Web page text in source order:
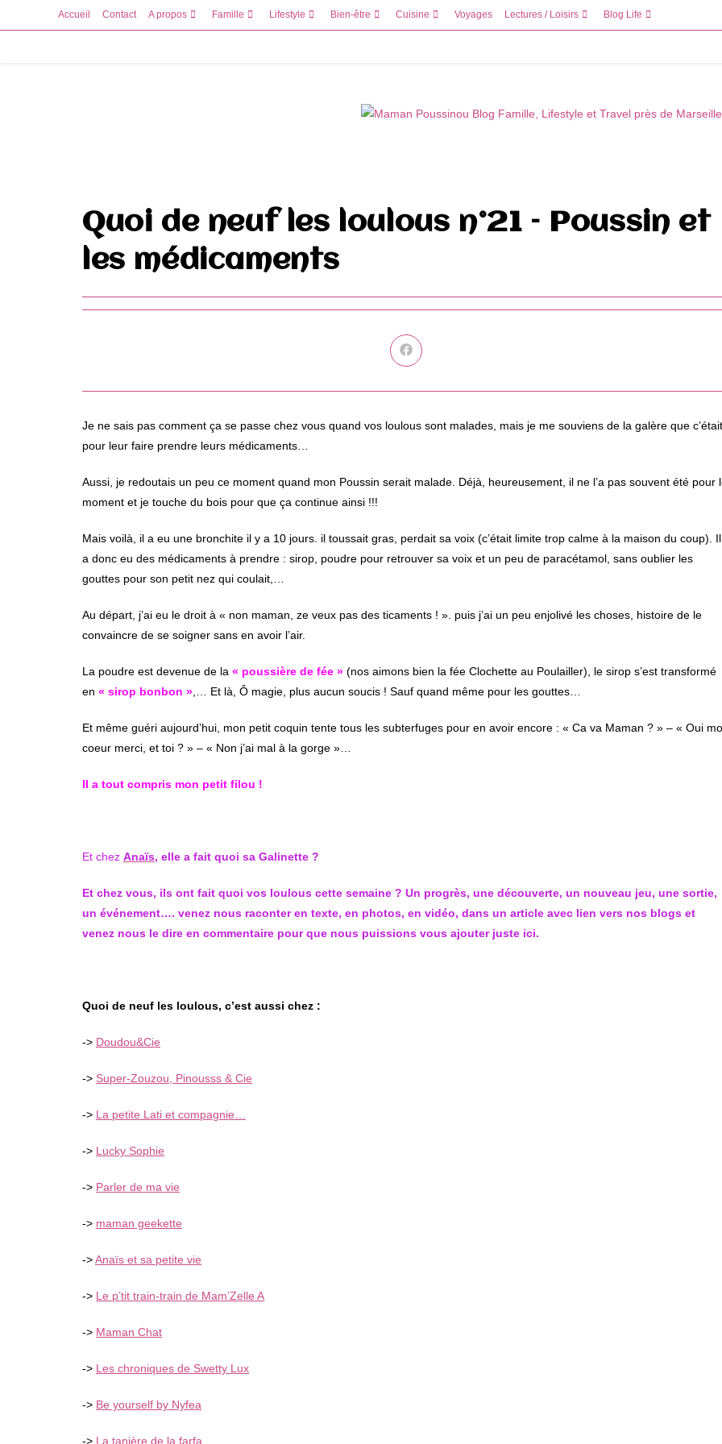
to
Accueil Contact A propos Famille Lifestyle Bien-être Cuisine Voyages Lectures / Loisirs Blog Life
Quoi de neuf les loulous n°21 – Poussin et
les médicaments
Ouvrir
dans
autre
Je ne sais pas comment ça se passe chez vous quand vos loulous sont malades, mais je me souviens de la galère que c’était
pour leur faire prendre leurs médicaments…
Aussi, je redoutais un peu ce moment quand mon Poussin serait malade. Déjà, heureusement, il ne l’a pas souvent été pour
moment et je touche du bois pour que ça continue ainsi !!!
Mais voilà, il a eu une bronchite il y a 10 jours. il toussait gras, perdait sa voix (c’était limite trop calme à la maison du coup). Il
a donc eu des médicaments à prendre : sirop, poudre pour retrouver sa voix et un peu de paracétamol, sans oublier les
gouttes pour son petit nez qui coulait,…
Au départ, j’ai eu le droit à « non maman, ze veux pas des ticaments ! ». puis j’ai un peu enjolivé les choses, histoire de le
convaincre de se soigner sans en avoir l’air.
La poudre est devenue de la « poussière de fée » (nos aimons bien la fée Clochette au Poulailler), le sirop s’est transformé
en « sirop bonbon » ,… Et là, Ô magie, plus aucun soucis ! Sauf quand même pour les gouttes…
Et même guéri aujourd’hui, mon petit coquin tente tous les subterfuges pour en avoir encore : « Ca va Maman ? » – « Oui
coeur merci, et toi ? » – « Non j’ai mal à la gorge »…
Il a tout compris mon petit filou !
Et chez Anaïs, elle a fait quoi sa Galinette ?
Et chez vous, ils ont fait quoi vos loulous cette semaine ? Un progrès, une découverte, un nouveau jeu, une sortie,
un événement…. venez nous raconter en texte, en photos, en vidéo, dans un article avec lien vers nos blogs et
venez nous le dire en commentaire pour que nous puissions vous ajouter juste ici.
Quoi de neuf les loulous, c’est aussi chez :
-> Doudou&Cie
-> Super-Zouzou, Pinousss & Cie
-> La petite Lati et compagnie…
-> Lucky Sophie
-> Parler de ma vie
-> maman geekette
->Anaïs et sa petite vie
-> Le p’tit train-train de Mam’Zelle A
-> Maman Chat
-> Les chroniques de Swetty Lux
-> Be yourself by Nyfea
-> La tanière de la farfa